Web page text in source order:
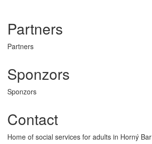
Partners
Partners
Sponzors
Sponzors
Contact
Home of social services for adults in Horný Bar